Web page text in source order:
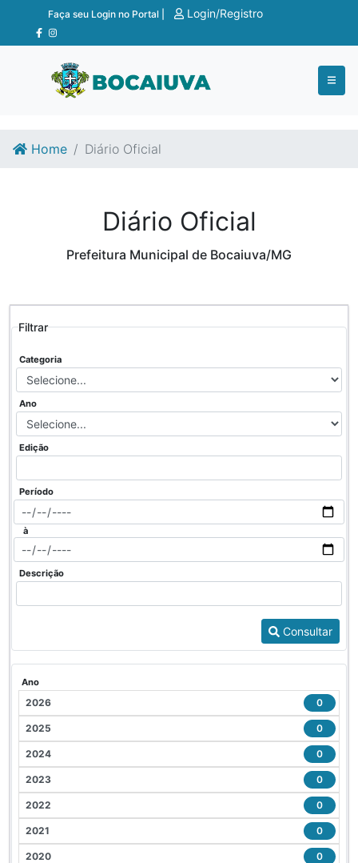
Ir para o conteúdo
Ir para o fim do conteúdo
Faça seu Login no Portal | Login/Registro
Home Diário Oficial
Diário Oficial
Prefeitura Municipal de Bocaiuva/MG
Filtrar
Categoria
Ano
Edição
Período
à
Descrição
Consultar
Ano
2026 0
2025 0
2024 0
2023 0
2022 0
2021 0
2020 0